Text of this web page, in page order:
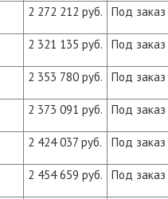
2 272 212 руб. Под заказ
2 321 135 руб. Под заказ
2 353 780 руб. Под заказ
2 373 091 руб. Под заказ
2 424 037 руб. Под заказ
2 454 659 руб. Под заказ